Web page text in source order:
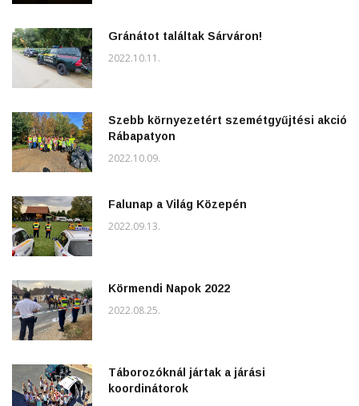
Gránátot találtak Sárváron!
2022.10.11.
Szebb környezetért szemétgyűjtési akció
Rábapatyon
2022.10.09.
Falunap a Világ Közepén
2022.09.13.
Körmendi Napok 2022
2022.08.25.
Táborozóknál jártak a járási
koordinátorok